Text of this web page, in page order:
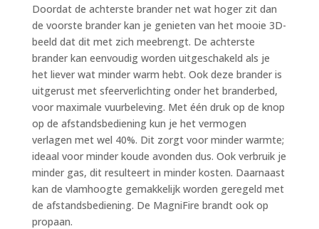
Doordat de achterste brander net wat hoger zit dan
de voorste brander kan je genieten van het mooie 3D-
beeld dat dit met zich meebrengt. De achterste
brander kan eenvoudig worden uitgeschakeld als je
het liever wat minder warm hebt. Ook deze brander is
uitgerust met sfeerverlichting onder het branderbed,
voor maximale vuurbeleving. Met één druk op de knop
op de afstandsbediening kun je het vermogen
verlagen met wel 40%. Dit zorgt voor minder warmte;
ideaal voor minder koude avonden dus. Ook verbruik je
minder gas, dit resulteert in minder kosten. Daarnaast
kan de vlamhoogte gemakkelijk worden geregeld met
de afstandsbediening. De MagniFire brandt ook op
propaan.